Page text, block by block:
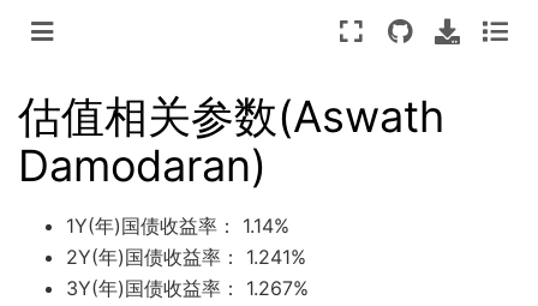
估值相关参数(Aswath
Damodaran)
1Y(年)国债收益率： 1.14%
2Y(年)国债收益率： 1.241%
3Y(年)国债收益率： 1.267%